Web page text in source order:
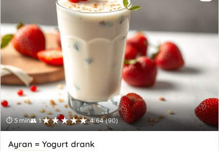
⏱ 5 min👥 1★★★★★ 4.64 (90)
Ayran = Yogurt drank